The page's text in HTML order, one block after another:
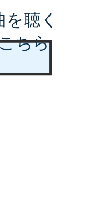
を聴く
ちら